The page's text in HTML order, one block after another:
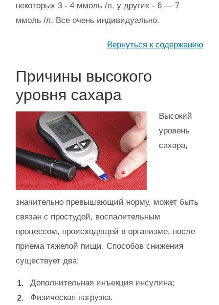
некоторых 3 - 4 ммоль /л, у других - 6 — 7
ммоль /л. Все очень индивидуально.
Вернуться к содержанию
Причины высокого
уровня сахара
Высокий
уровень
сахара,
значительно превышающий норму, может быть
связан с простудой, воспалительным
процессом, происходящей в организме, после
приема тяжелой пищи. Способов снижения
существует два:
Дополнительная инъекция инсулина;
Физическая нагрузка.